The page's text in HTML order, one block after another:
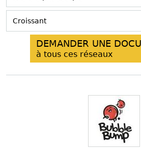
DEMANDER UNE
à tous ces réseaux